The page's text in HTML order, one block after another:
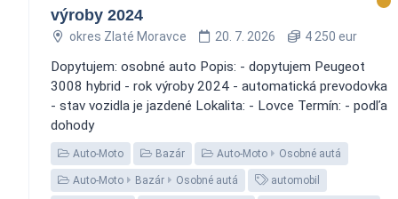
výroby 2024
okres Zlaté Moravce 20. 7. 2026 4 250 eur
Dopytujem: osobné auto Popis: - dopytujem Peugeot
3008 hybrid - rok výroby 2024 - automatická prevodovka
- stav vozidla je jazdené Lokalita: - Lovce Termín: - podľa
dohody
Auto-Moto Bazár Auto-Moto Osobné autá
Auto-Moto Bazár Osobné autá automobil